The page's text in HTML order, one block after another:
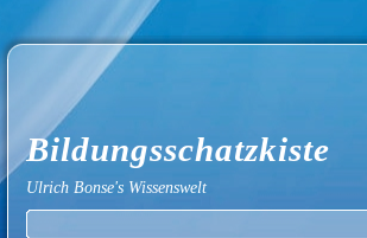
Bildungsschatzkiste
Ulrich Bonse's Wissenswelt